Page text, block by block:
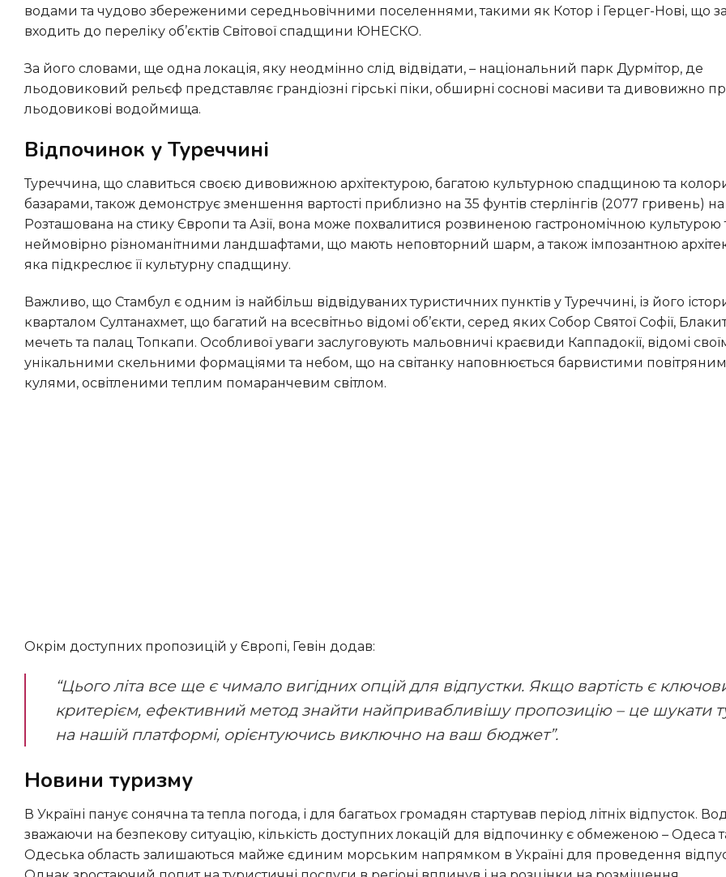
водами та чудово збереженими середньовічними поселеннями, такими як Котор і Герцег-Нові, що
входить до переліку об’єктів Світової спадщини ЮНЕСКО.
За його словами, ще одна локація, яку неодмінно слід відвідати, – національний парк Дурмітор, де
льодовиковий рельєф представляє грандіозні гірські піки, обширні соснові масиви та дивовижно
льодовикові водоймища.
Відпочинок у Туреччині
Туреччина, що славиться своєю дивовижною архітектурою, багатою культурною спадщиною та колоритними
базарами, також демонструє зменшення вартості приблизно на 35 фунтів стерлінгів (2077 гривень) на
Розташована на стику Європи та Азії, вона може похвалитися розвиненою гастрономічною культурою
неймовірно різноманітними ландшафтами, що мають неповторний шарм, а також імпозантною
яка підкреслює її культурну спадщину.
Важливо, що Стамбул є одним із найбільш відвідуваних туристичних пунктів у Туреччині, із його історичним
кварталом Султанахмет, що багатий на всесвітньо відомі об’єкти, серед яких Собор Святої Софії,
мечеть та палац Топкапи. Особливої уваги заслуговують мальовничі краєвиди Каппадокії, відомі
унікальними скельними формаціями та небом, що на світанку наповнюється барвистими
кулями, освітленими теплим помаранчевим світлом.
Окрім доступних пропозицій у Європі, Гевін додав:
“Цього літа все ще є чимало вигідних опцій для відпустки. Якщо вартість є ключовим
критерієм, ефективний метод знайти найпривабливішу пропозицію – це шукати
на нашій платформі, орієнтуючись виключно на ваш бюджет”.
Новини туризму
В Україні панує сонячна та тепла погода, і для багатьох громадян стартував період літніх відпусток. Водночас,
зважаючи на безпекову ситуацію, кількість доступних локацій для відпочинку є обмеженою – Одеса
Одеська область залишаються майже єдиним морським напрямком в Україні для проведення